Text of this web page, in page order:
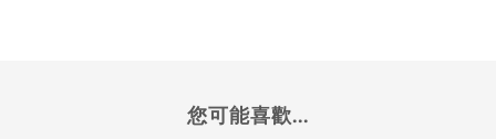
您可能喜歡...